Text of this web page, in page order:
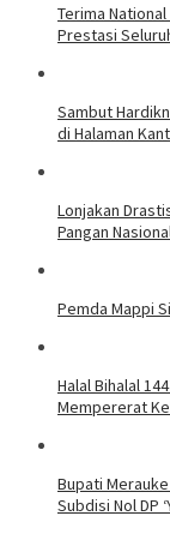
Terima
Prestasi
Sambut
di Halaman
Lonjakan
Pangan
Pemda Mappi
Halal Bihalal
Mempererat
Bupati
Subdisi Nol DP